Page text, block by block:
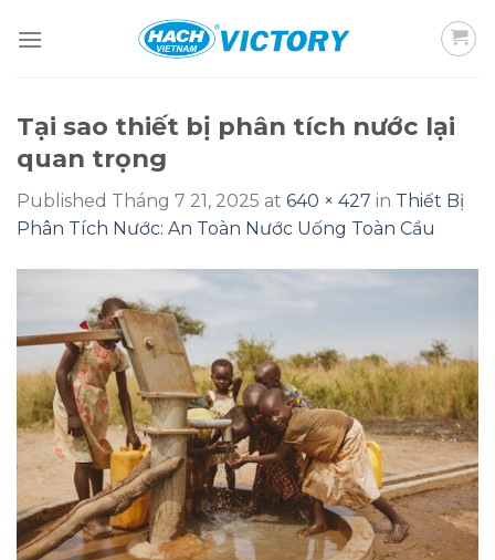
Tại sao thiết bị phân tích nước lại
quan trọng
Published Tháng 7 21, 2025 at 640 × 427 in Thiết Bị
Phân Tích Nước: An Toàn Nước Uống Toàn Cầu